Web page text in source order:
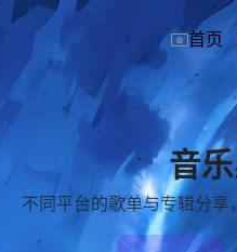
首页
音
不同平台的歌单与专辑分